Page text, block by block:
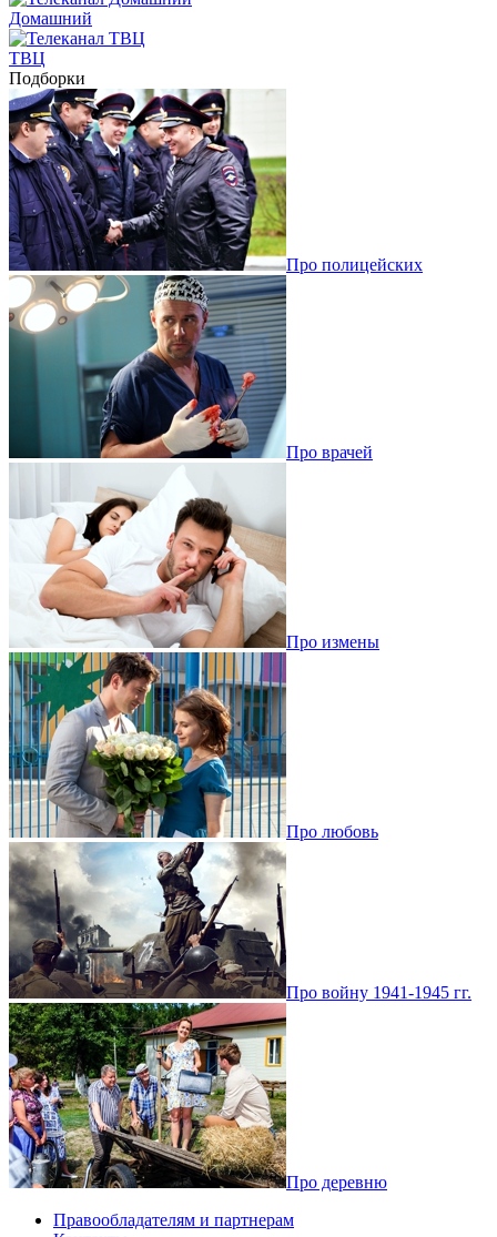
Домашний
ТВЦ
Подборки
Про полицейских
Про врачей
Про измены
Про любовь
Про войну 1941-1945 гг.
Про деревню
Правообладателям и партнерам